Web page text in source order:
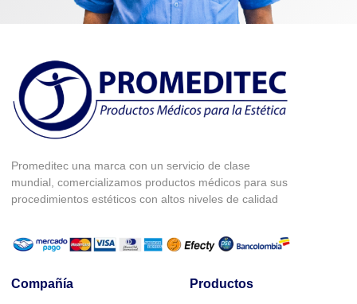
Promeditec una marca con un servicio de clase
mundial, comercializamos productos médicos para sus
procedimientos estéticos con altos niveles de calidad
Compañía Productos